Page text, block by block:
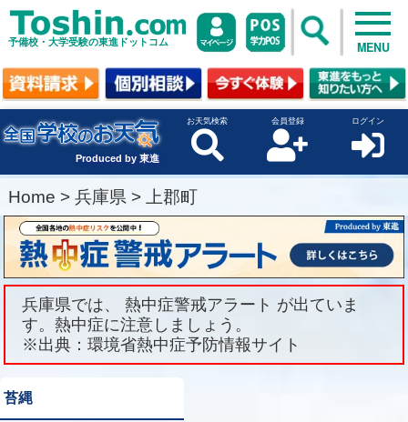
予備校・大学受験の東進ドットコム MENU
Produced by 東進
お天気検索 会員登録 ログイン
Home > 兵庫県 > 上郡町
兵庫県では、 熱中症警戒アラート が出ていま
す。熱中症に注意しましょう。
※出典：環境省熱中症予防情報サイト
苔縄